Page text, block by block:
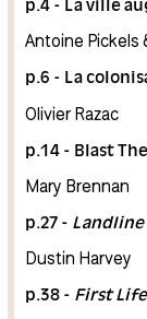
p.4 - La ville
Antoine Pickels
p.6 - La
Olivier Razac
p.14 - Blast
Mary Brennan
p.27 - Landline
Dustin Harvey
p.38 - First Life